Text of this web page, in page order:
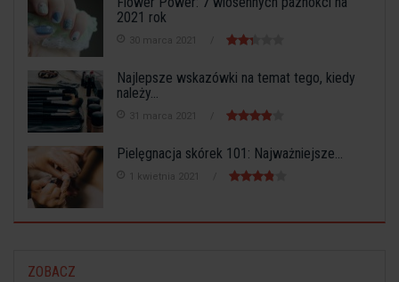
2021 rok
30 marca 2021
Najlepsze wskazówki na temat tego, kiedy
należy...
31 marca 2021
Pielęgnacja skórek 101: Najważniejsze...
1 kwietnia 2021
ZOBACZ